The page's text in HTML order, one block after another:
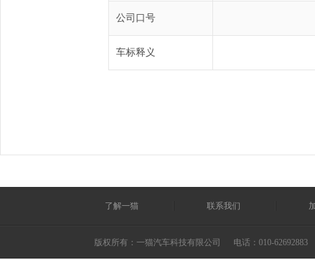
公司口号
车标释义
了解一猫 联系我们
版权所有：一猫汽车科技有限公司 电话：010-